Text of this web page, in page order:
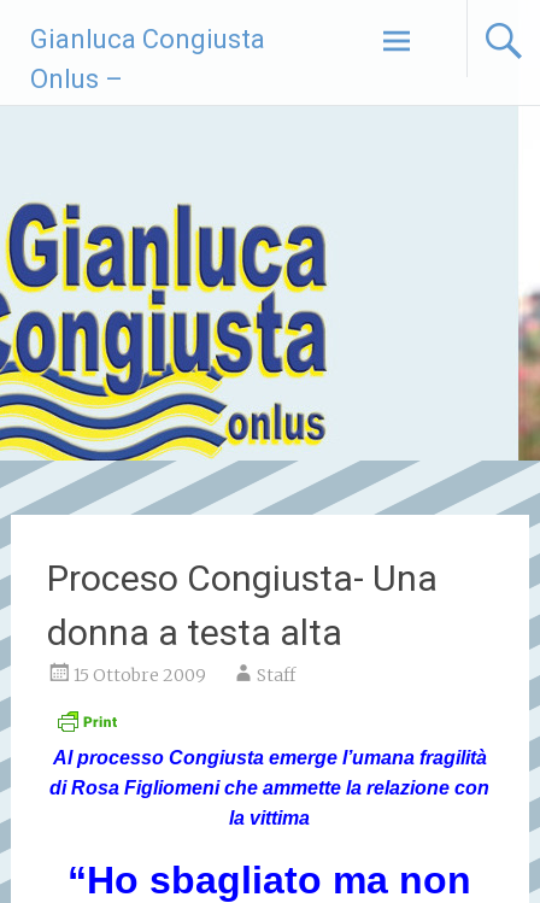
contenuto
Gianluca Congiusta
Onlus –
Proceso Congiusta- Una
donna a testa alta
15 Ottobre 2009 Staff
Al processo Congiusta emerge l’umana fragilità
di Rosa Figliomeni che ammette la relazione con
la vittima
“Ho sbagliato ma non